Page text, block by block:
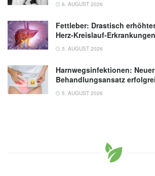
6. AUGUST 2026
Fettleber: Drastisch
Herz-Kreislauf-Erkrankungen
5. AUGUST 2026
Harnwegsinfektionen: Neuer
Behandlungsansatz
5. AUGUST 2026